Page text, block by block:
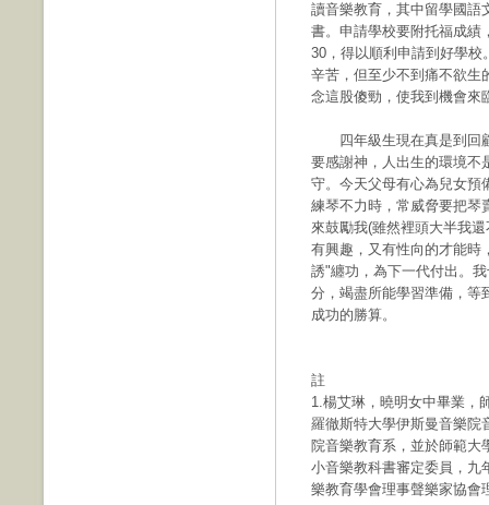
讀音樂教育，其中留學國語
書。申請學校要附托福成績
30，得以順利申請到好學
辛苦，但至少不到痛不欲生
念這股傻勁，使我到機會來
四年級生現在真是到回顧
要感謝神，人出生的環境不
守。今天父母有心為兒女預
練琴不力時，常威脅要把琴
來鼓勵我(雖然裡頭大半我
有興趣，又有性向的才能時
誘"纏功，為下一代付出。
分，竭盡所能學習準備，等
成功的勝算。
註
1.楊艾琳，曉明女中畢業，
羅徹斯特大學伊斯曼音樂院
院音樂教育系，並於師範大
小音樂教科書審定委員，九
樂教育學會理事聲樂家協會